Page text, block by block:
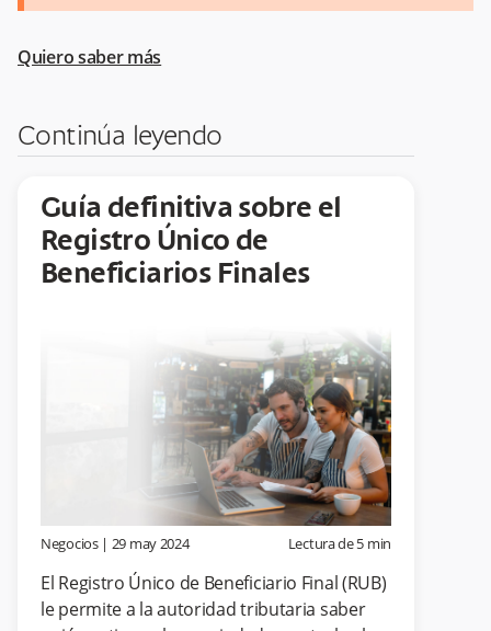
Quiero saber más
Continúa leyendo
Guía definitiva sobre el
Registro Único de
Beneficiarios Finales
Negocios| 29 may 2024 Lectura de5 min
El Registro Único de Beneficiario Final (RUB)
le permite a la autoridad tributaria saber